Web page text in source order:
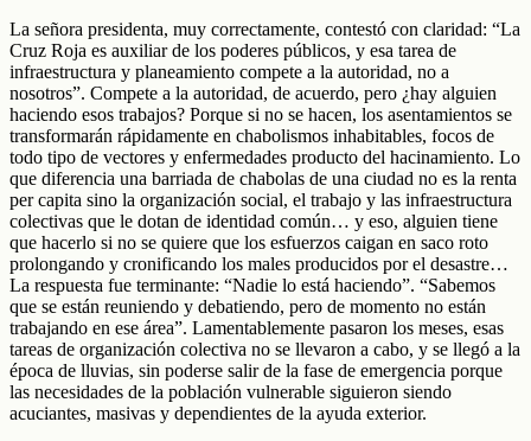
La señora presidenta, muy correctamente, contestó con claridad: “La
Cruz Roja es auxiliar de los poderes públicos, y esa tarea de
infraestructura y planeamiento compete a la autoridad, no a
nosotros”. Compete a la autoridad, de acuerdo, pero ¿hay alguien
haciendo esos trabajos? Porque si no se hacen, los asentamientos se
transformarán rápidamente en chabolismos inhabitables, focos de
todo tipo de vectores y enfermedades producto del hacinamiento. Lo
que diferencia una barriada de chabolas de una ciudad no es la renta
per capita sino la organización social, el trabajo y las infraestructura
colectivas que le dotan de identidad común… y eso, alguien tiene
que hacerlo si no se quiere que los esfuerzos caigan en saco roto
prolongando y cronificando los males producidos por el desastre…
La respuesta fue terminante: “Nadie lo está haciendo”. “Sabemos
que se están reuniendo y debatiendo, pero de momento no están
trabajando en ese área”. Lamentablemente pasaron los meses, esas
tareas de organización colectiva no se llevaron a cabo, y se llegó a la
época de lluvias, sin poderse salir de la fase de emergencia porque
las necesidades de la población vulnerable siguieron siendo
acuciantes, masivas y dependientes de la ayuda exterior.